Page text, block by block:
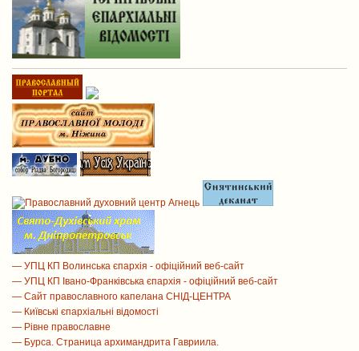
— УПЦ КП Волинська єпархія - офіційний веб-сайт
— УПЦ КП Івано-Франківська єпархія - офіційний веб-сайт
— Сайт православного капелана СНІД-ЦЕНТРА
— Київські єпархіальні відомості
— Рівне православне
— Бурса. Страница архимандрита Гавриила.